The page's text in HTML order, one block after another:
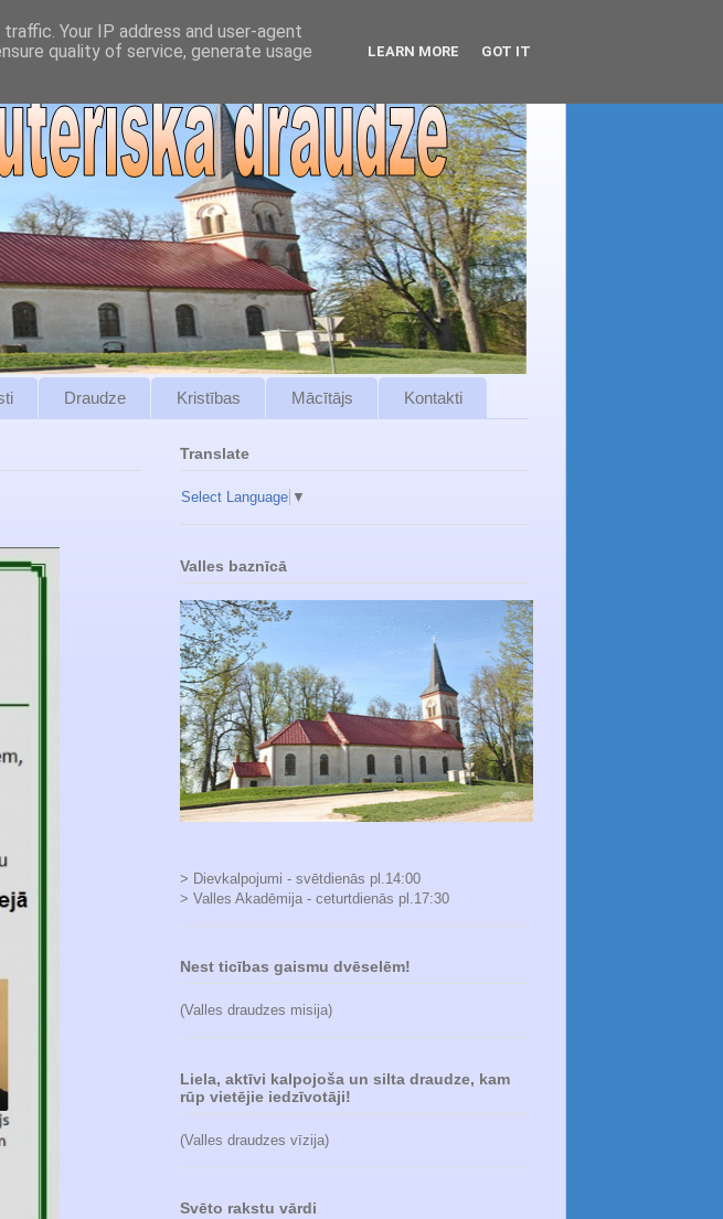
Draudze Kristības Mācītājs Kontakti
Translate
Select Language ▼
Valles baznīcā
> Dievkalpojumi - svētdienās pl.14:00
> Valles Akadēmija - ceturtdienās pl.17:30
Nest ticības gaismu dvēselēm!
(Valles draudzes misija)
Liela, aktīvi kalpojoša un silta draudze, kam
rūp vietējie iedzīvotāji!
(Valles draudzes vīzija)
Svēto rakstu vārdi
Your IP address and user-agent
quality of service, generate usage
LEARN MORE GOT IT